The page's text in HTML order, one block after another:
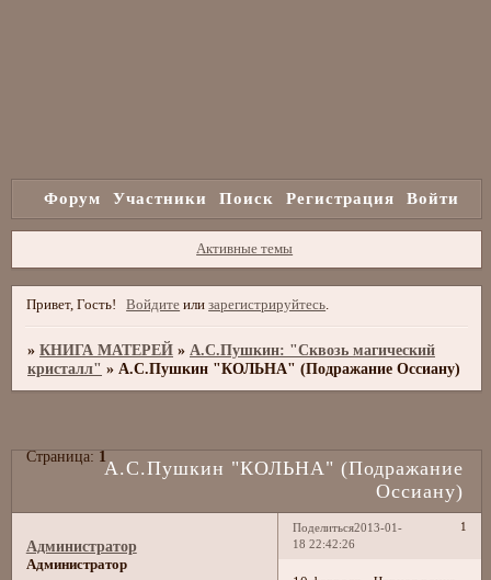
Форум Участники Поиск Регистрация Войти
Активные темы
Привет, Гость! Войдите илизарегистрируйтесь
»КНИГА МАТЕРЕЙ » А.С.Пушкин: "Сквозь магический
кристалл" » А.С.Пушкин "КОЛЬНА" (Подражание Оссиану)
А.С.Пушкин "КОЛЬНА" (Подражание
Оссиану)
Страница:1
Поделиться 1
2013-01-
18 22:42:26
Администратор
Администратор